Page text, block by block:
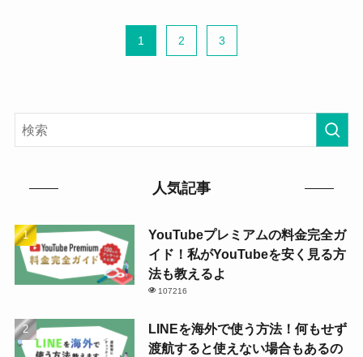
1 2 3
人気記事
YouTubeプレミアムの料金完全ガ
イド！私がYouTubeを安く見る方
法も教えるよ
107216
LINEを海外で使う方法！何もせず
渡航すると使えない場合もあるの